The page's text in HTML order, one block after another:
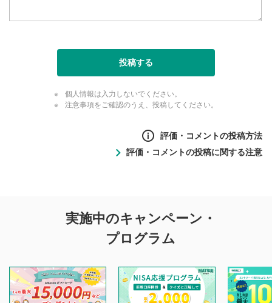
投稿する
個人情報は入力しないでください。
注意事項をご確認のうえ、投稿してください。
評価・コメントの投稿方法
評価・コメントの投稿に関する注意
投稿に関する注意
を目的として、各動画コンテンツに、評価およびコメントの
投稿ができます。利用者は以下の注意事項をご理解のうえ、
閲覧および投稿を行うものとしてください。
実施中のキャンペーン・
プログラム